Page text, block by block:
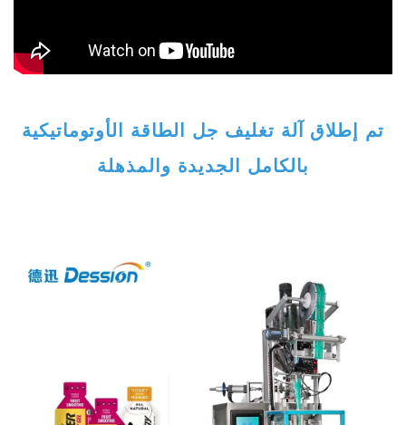
تم إطلاق آلة تغليف جل الطاقة الأوتوماتيكية
بالكامل الجديدة والمذهلة